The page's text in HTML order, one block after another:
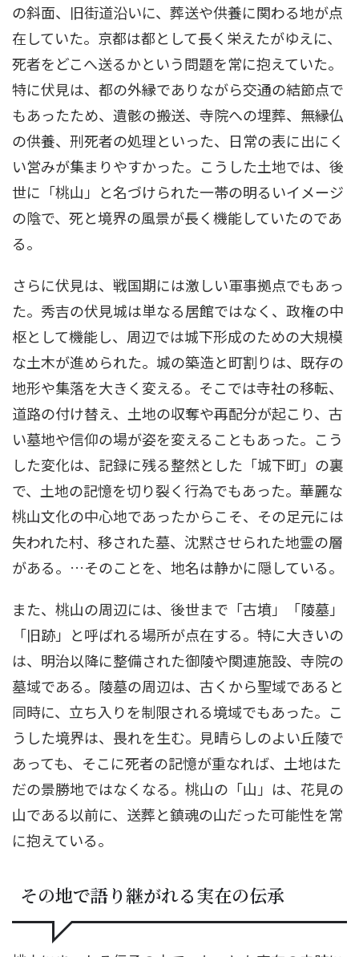
の斜面、旧街道沿いに、葬送や供養に関わる地が点
在していた。京都は都として長く栄えたがゆえに、
死者をどこへ送るかという問題を常に抱えていた。
特に伏見は、都の外縁でありながら交通の結節点で
もあったため、遺骸の搬送、寺院への埋葬、無縁仏
の供養、刑死者の処理といった、日常の表に出にく
い営みが集まりやすかった。こうした土地では、後
世に「桃山」と名づけられた一帯の明るいイメージ
の陰で、死と境界の風景が長く機能していたのであ
る。
さらに伏見は、戦国期には激しい軍事拠点でもあっ
た。秀吉の伏見城は単なる居館ではなく、政権の中
枢として機能し、周辺では城下形成のための大規模
な土木が進められた。城の築造と町割りは、既存の
地形や集落を大きく変える。そこでは寺社の移転、
道路の付け替え、土地の収奪や再配分が起こり、古
い墓地や信仰の場が姿を変えることもあった。こう
した変化は、記録に残る整然とした「城下町」の裏
で、土地の記憶を切り裂く行為でもあった。華麗な
桃山文化の中心地であったからこそ、その足元には
失われた村、移された墓、沈黙させられた地霊の層
がある。…そのことを、地名は静かに隠している。
また、桃山の周辺には、後世まで「古墳」「陵墓」
「旧跡」と呼ばれる場所が点在する。特に大きいの
は、明治以降に整備された御陵や関連施設、寺院の
墓域である。陵墓の周辺は、古くから聖域であると
同時に、立ち入りを制限される境域でもあった。こ
うした境界は、畏れを生む。見晴らしのよい丘陵で
あっても、そこに死者の記憶が重なれば、土地はた
だの景勝地ではなくなる。桃山の「山」は、花見の
山である以前に、送葬と鎮魂の山だった可能性を常
に抱えている。
その地で語り継がれる実在の伝承